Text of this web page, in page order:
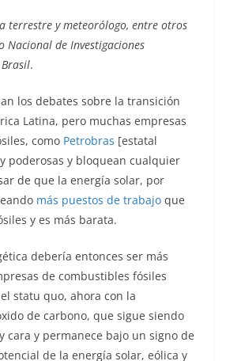
terrestre y meteorólogo, entre otros
Nacional de Investigaciones
Brasil.
los debates sobre la transición
Latina, pero muchas empresas
como Petrobras [estatal
poderosas y bloquean cualquier
de que la energía solar, por
más puestos de trabajo que
y es más barata.
debería entonces ser más
de combustibles fósiles
statu quo, ahora con la
de carbono, que sigue siendo
cara y permanece bajo un signo de
de la energía solar, eólica y